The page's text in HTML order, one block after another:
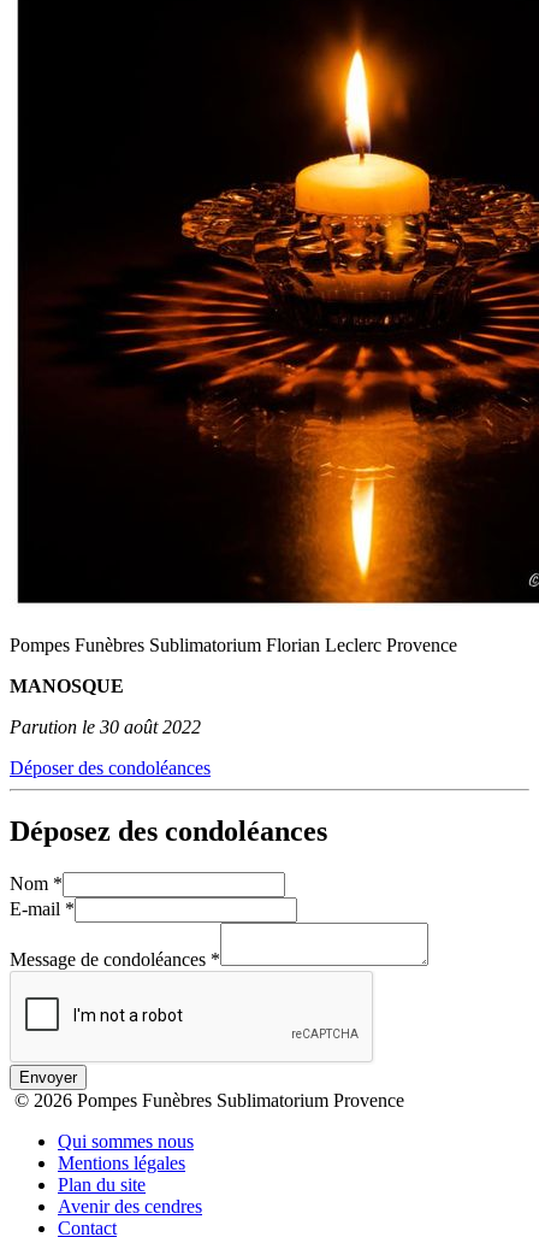
Pompes Funèbres Sublimatorium Florian Leclerc Provence
MANOSQUE
Parution le 30 août 2022
Déposer des condoléances
Déposez des condoléances
Nom *
E-mail *
Message de condoléances *
Envoyer
© 2026 Pompes Funèbres Sublimatorium Provence
Qui sommes nous
Mentions légales
Plan du site
Avenir des cendres
Contact